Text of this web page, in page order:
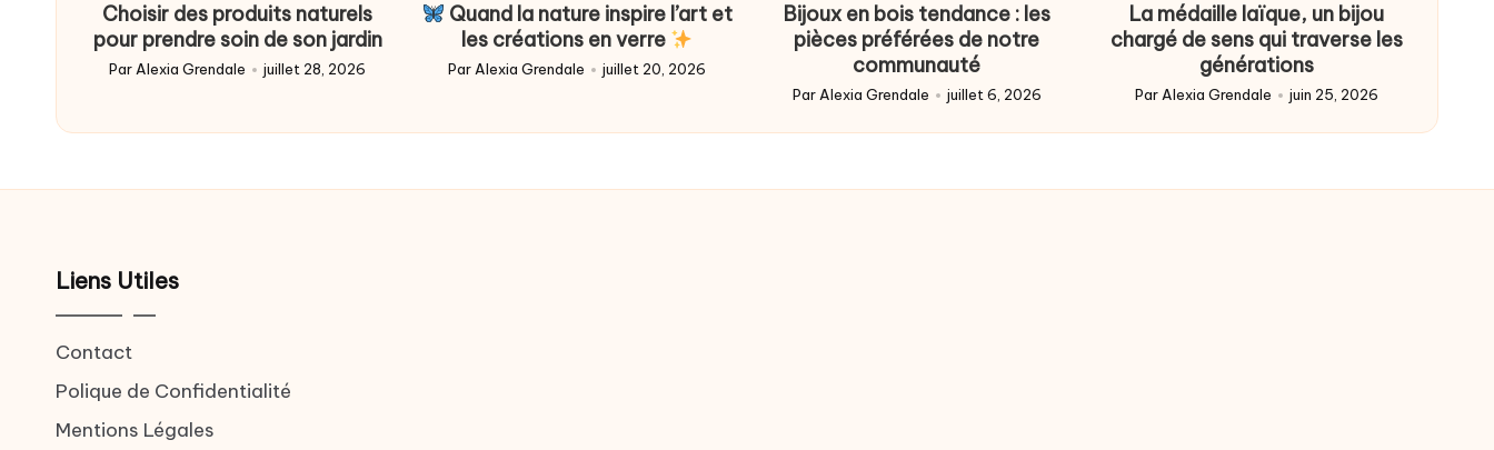
Choisir des produits naturels
pour prendre soin de son jardin
Posted
Par Alexia Grendale juillet 28, 2026
Quand la nature inspire l’art et
les créations en verre
Posted
Par Alexia Grendale juillet 20, 2026
Bijoux en bois tendance : les
pièces préférées de notre
communauté
Posted
by
Par Alexia Grendale juillet 6, 2026
La médaille laïque, un bijou
chargé de sens qui traverse les
générations
Posted
by
Par Alexia Grendale juin 25, 2026
Liens Utiles
Contact
Polique de Confidentialité
Mentions Légales